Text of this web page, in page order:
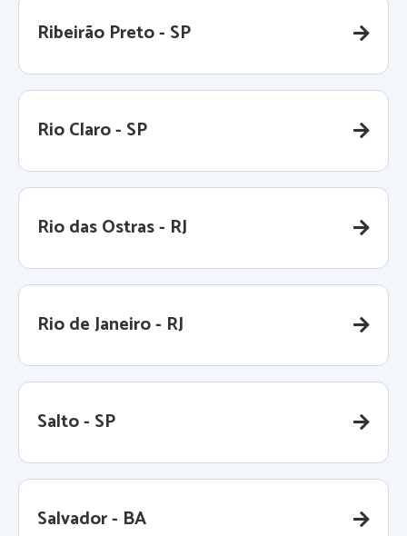
Ribeirão Preto - SP
Rio Claro - SP
Rio das Ostras - RJ
Rio de Janeiro - RJ
Salto - SP
Salvador - BA